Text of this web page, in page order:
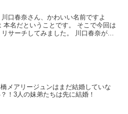
口春奈さん、かわいい名前ですよ
本名だということです。 そこで今回は
サーチしてみました。 川口春奈が本
メアリージュンはまだ結婚していな
！3人の妹弟たちは先に結婚！